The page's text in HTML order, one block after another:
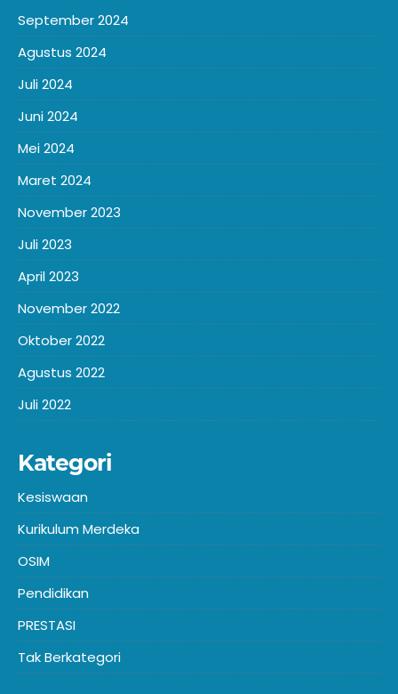
September 2024
Agustus 2024
Juli 2024
Juni 2024
Mei 2024
Maret 2024
November 2023
Juli 2023
April 2023
November 2022
Oktober 2022
Agustus 2022
Juli 2022
Kategori
Kesiswaan
Kurikulum Merdeka
OSIM
Pendidikan
PRESTASI
Tak Berkategori